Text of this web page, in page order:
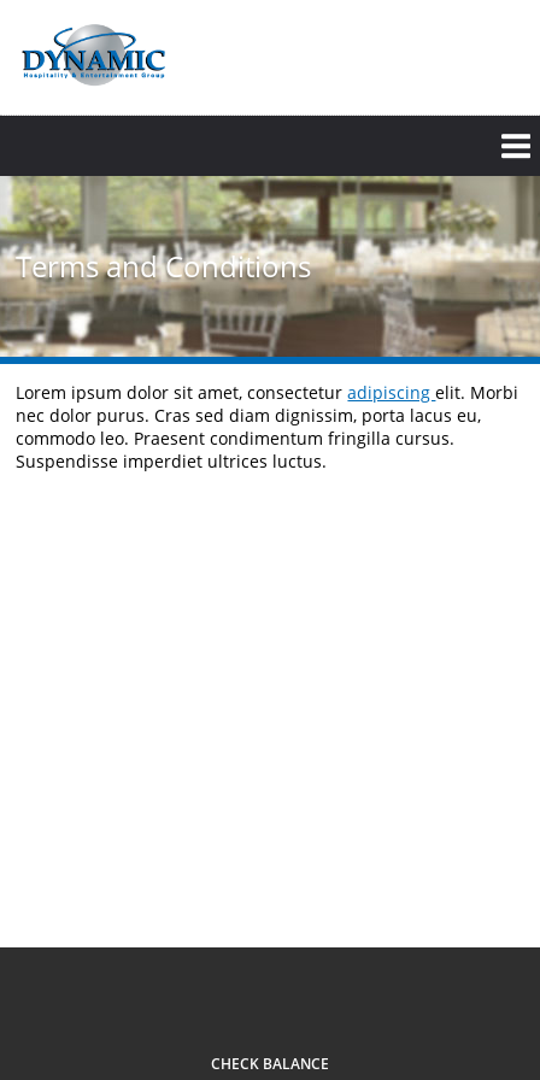
main
content
Terms and Conditions
Lorem ipsum dolor sit amet, consecteturadipiscingelit. Morbi
nec dolor purus. Cras sed diam dignissim, porta lacus eu,
commodo leo. Praesent condimentum fringilla cursus.
Suspendisse imperdiet ultrices luctus.
CHECK BALANCE